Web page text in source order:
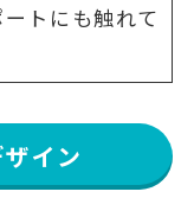
トにも触れて
イン